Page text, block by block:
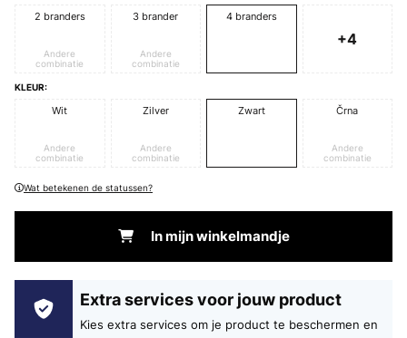
2 branders
Andere
combinatie
3 brander
Andere
combinatie
4 branders
+4
KLEUR:
Wit
Andere
combinatie
Zilver
Andere
combinatie
Zwart Črna
Andere
combinatie
Wat betekenen de statussen?
In mijn winkelmandje
Extra services voor jouw product
Kies extra services om je product te beschermen en